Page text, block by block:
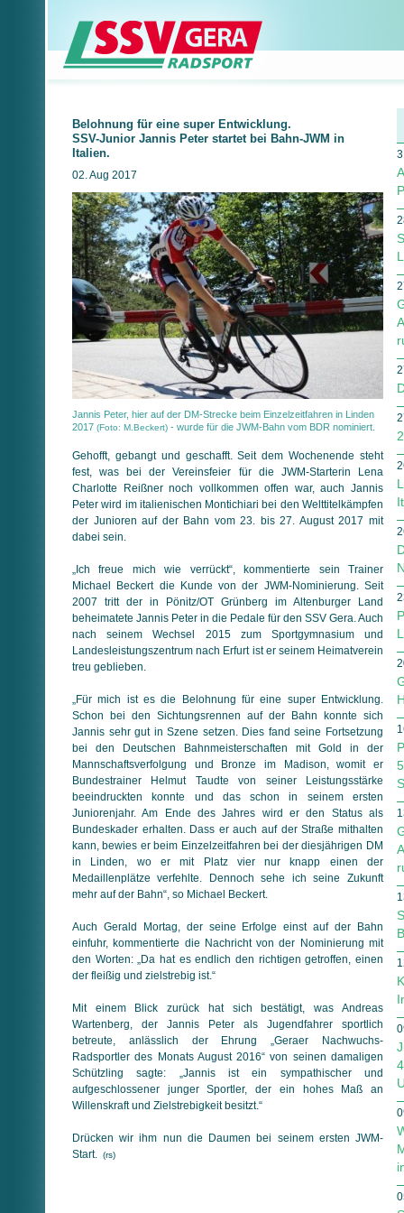
Belohnung für eine super Entwicklung.
SSV-Junior Jannis Peter startet bei Bahn-JWM in
Italien.
02. Aug 2017
Jannis Peter, hier auf der DM-Strecke beim Einzelzeitfahren in Linden
2017 (Foto: M.Beckert) - wurde für die JWM-Bahn vom BDR nominiert.
Gehofft, gebangt und geschafft. Seit dem Wochenende steht
fest, was bei der Vereinsfeier für die JWM-Starterin Lena
Charlotte Reißner noch vollkommen offen war, auch Jannis
Peter wird im italienischen Montichiari bei den Welttitelkämpfen
der Junioren auf der Bahn vom 23. bis 27. August 2017 mit
dabei sein.
„Ich freue mich wie verrückt“, kommentierte sein Trainer
Michael Beckert die Kunde von der JWM-Nominierung. Seit
2007 tritt der in Pönitz/OT Grünberg im Altenburger Land
beheimatete Jannis Peter in die Pedale für den SSV Gera. Auch
nach seinem Wechsel 2015 zum Sportgymnasium und
Landesleistungszentrum nach Erfurt ist er seinem Heimatverein
treu geblieben.
„Für mich ist es die Belohnung für eine super Entwicklung.
Schon bei den Sichtungsrennen auf der Bahn konnte sich
Jannis sehr gut in Szene setzen. Dies fand seine Fortsetzung
bei den Deutschen Bahnmeisterschaften mit Gold in der
Mannschaftsverfolgung und Bronze im Madison, womit er
Bundestrainer Helmut Taudte von seiner Leistungsstärke
beeindruckten konnte und das schon in seinem ersten
Juniorenjahr. Am Ende des Jahres wird er den Status als
Bundeskader erhalten. Dass er auch auf der Straße mithalten
kann, bewies er beim Einzelzeitfahren bei der diesjährigen DM
in Linden, wo er mit Platz vier nur knapp einen der
Medaillenplätze verfehlte. Dennoch sehe ich seine Zukunft
mehr auf der Bahn“, so Michael Beckert.
Auch Gerald Mortag, der seine Erfolge einst auf der Bahn
einfuhr, kommentierte die Nachricht von der Nominierung mit
den Worten: „Da hat es endlich den richtigen getroffen, einen
der fleißig und zielstrebig ist.“
Mit einem Blick zurück hat sich bestätigt, was Andreas
Wartenberg, der Jannis Peter als Jugendfahrer sportlich
betreute, anlässlich der Ehrung „Geraer Nachwuchs-
Radsportler des Monats August 2016“ von seinen damaligen
Schützling sagte: „Jannis ist ein sympathischer und
aufgeschlossener junger Sportler, der ein hohes Maß an
Willenskraft und Zielstrebigkeit besitzt.“
Drücken wir ihm nun die Daumen bei seinem ersten JWM-
Start. (rs)